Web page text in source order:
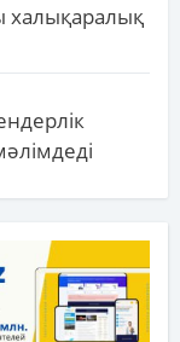
халықаралық